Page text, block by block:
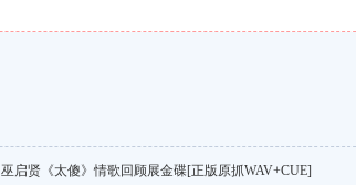
巫启贤《太傻》情歌回顾展金碟[正版原抓WAV+CUE]